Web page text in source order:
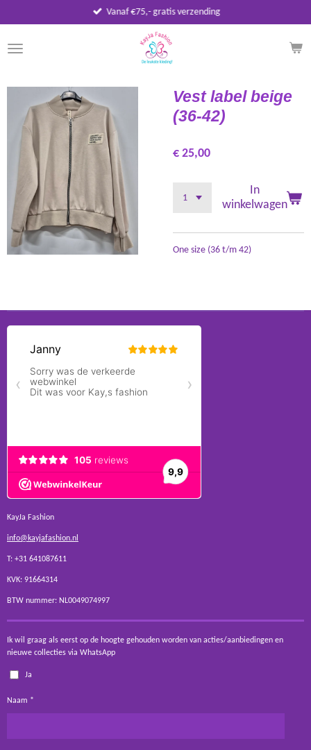
direct
naar
de
Vanaf €75,- gratis verzending
Vest label beige
(36-42)
€ 25,00
In
winkelwagen
One size (36 t/m 42)
KayJa Fashion
info@kayjafashion.nl
T: +31 641087611
KVK: 91664314
BTW nummer: NL0049074997
Ik wil graag als eerst op de hoogte gehouden worden van acties/aanbiedingen en
nieuwe collecties via WhatsApp
Ja
Naam *